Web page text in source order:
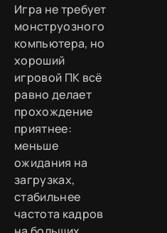
Игра не требует
монструозного
компьютера, но
хороший
игровой ПК всё
равно делает
прохождение
приятнее:
меньше
ожидания на
загрузках,
стабильнее
частота кадров